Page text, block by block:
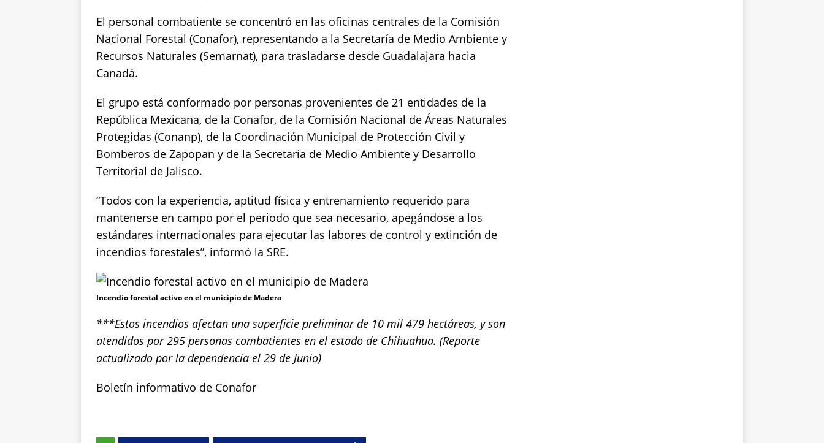
El personal combatiente se concentró en las oficinas centrales de la Comisión
Nacional Forestal (Conafor), representando a la Secretaría de Medio Ambiente y
Recursos Naturales (Semarnat), para trasladarse desde Guadalajara hacia
Canadá.
El grupo está conformado por personas provenientes de 21 entidades de la
República Mexicana, de la Conafor, de la Comisión Nacional de Áreas Naturales
Protegidas (Conanp), de la Coordinación Municipal de Protección Civil y
Bomberos de Zapopan y de la Secretaría de Medio Ambiente y Desarrollo
Territorial de Jalisco.
“Todos con la experiencia, aptitud física y entrenamiento requerido para
mantenerse en campo por el periodo que sea necesario, apegándose a los
estándares internacionales para ejecutar las labores de control y extinción de
incendios forestales”, informó la SRE.
Incendio forestal activo en el municipio de Madera
***Estos incendios afectan una superficie preliminar de 10 mil 479 hectáreas, y son
atendidos por 295 personas combatientes en el estado de Chihuahua. (Reporte
actualizado por la dependencia el 29 de Junio)
Boletín informativo de Conafor